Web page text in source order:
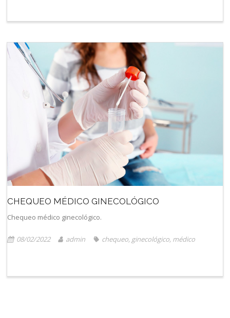
CHEQUEO MÉDICO GINECOLÓGICO
Chequeo médico ginecológico.
08/02/2022 admin chequeo, ginecológico, médico